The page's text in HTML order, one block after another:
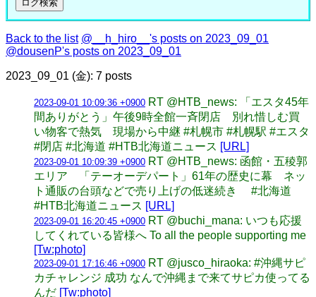
Back to the list @__h_hiro__'s posts on 2023_09_01
@dousenP's posts on 2023_09_01
2023_09_01 (金): 7 posts
2023-09-01 10:09:36 +0900 RT @HTB_news: 「エスタ45年
間ありがとう」午後9時全館一斉閉店 別れ惜しむ買
い物客で熱気 現場から中継 #札幌市 #札幌駅 #エスタ
#閉店 #北海道 #HTB北海道ニュース [URL]
2023-09-01 10:09:39 +0900 RT @HTB_news: 函館・五稜郭
エリア 「テーオーデパート」61年の歴史に幕 ネッ
ト通販の台頭などで売り上げの低迷続き #北海道
#HTB北海道ニュース [URL]
2023-09-01 16:20:45 +0900 RT @buchi_mana: いつも応援
してくれている皆様へ To all the people supporting me
[Tw:photo]
2023-09-01 17:16:46 +0900 RT @jusco_hiraoka: #沖縄サピ
カチャレンジ 成功 なんで沖縄まで来てサピカ使ってる
んだ [Tw:photo]